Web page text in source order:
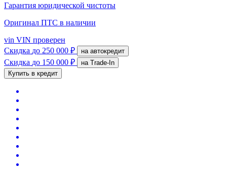
Гарантия юридической чистоты
Оригинал ПТС в наличии
vin VIN проверен
Скидка до 250 000 ₽ на автокредит
Скидка до 150 000 ₽
на Trade-In
Купить в кредит